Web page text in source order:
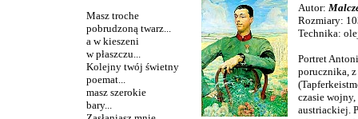
Masz troche
pobrudzoną twarz...
a w kieszeni
w płaszczu...
Kolejny twój świetny
poemat...
masz szerokie
bary...
Autor:
Rozmiary:
Technika:
Portret
porucznika,
czasie wojny,
austriackiej.